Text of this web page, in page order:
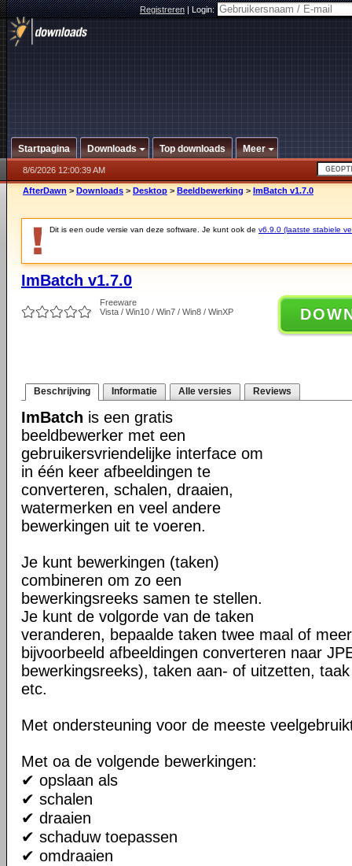
Registreren|Login:
Startpagina Downloads Top downloads Meer
8/6/2026 12:00:39 AM
AfterDawn > Downloads > Desktop > Beeldbewerking > ImBatch v1.7.0
Dit is een oude versie van deze software. Je kunt ook de v6.9.0 (laatste stabiele
ImBatch v1.7.0
Freeware
Vista / Win10 / Win7 / Win8 / WinXP
Beschrijving Informatie Alle versies Reviews
ImBatch is een gratis
beeldbewerker met een
gebruikersvriendelijke interface om
in één keer afbeeldingen te
converteren, schalen, draaien,
watermerken en veel andere
bewerkingen uit te voeren.
Je kunt bewerkingen (taken)
combineren om zo een
bewerkingsreeks samen te stellen.
Je kunt de volgorde van de taken
veranderen, bepaalde taken twee maal of
bijvoorbeeld afbeeldingen converteren naar
bewerkingsreeks), taken aan- of uitzetten,
etc.
Met ondersteuning voor de meeste
Met oa de volgende bewerkingen:
✔ opslaan als
✔ schalen
✔ draaien
✔ schaduw toepassen
✔ omdraaien